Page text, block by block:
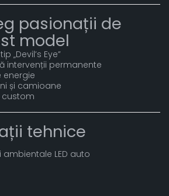
pasionații de
model
„Devil’s Eye”
intervenții permanente
energie
și camioane
custom
tehnice
ambientale LED auto